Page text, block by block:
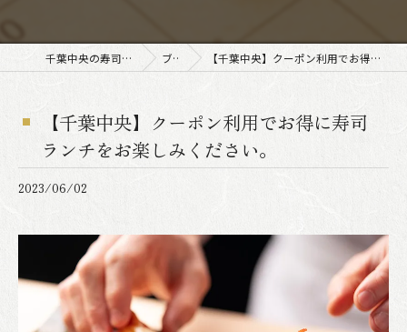
千葉中央の寿司なら寿司割烹 空海 ブログ 【千葉中央】クーポン利用でお得に寿司ランチをお楽しみください。
【千葉中央】クーポン利用でお得に寿司
ランチをお楽しみください。
2023/06/02